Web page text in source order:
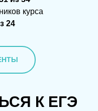
курса
24
К ЕГЭ